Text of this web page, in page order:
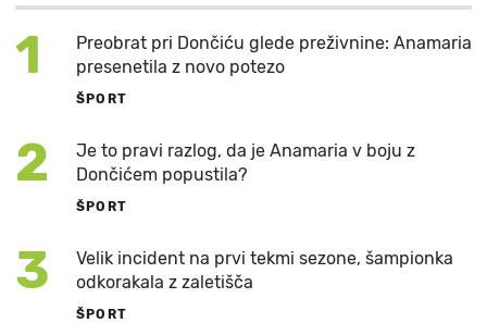
1
Preobrat pri Dončiću glede preživnine: Anamaria
presenetila z novo potezo
ŠPORT
2
Je to pravi razlog, da je Anamaria v boju z
Dončićem popustila?
ŠPORT
3
Velik incident na prvi tekmi sezone, šampionka
odkorakala z zaletišča
ŠPORT